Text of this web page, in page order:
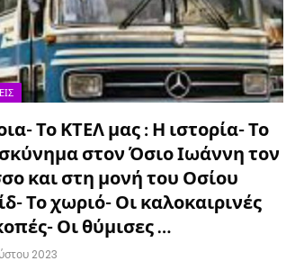
Το ΚΤΕΛ μας : Η ιστορία- Το
στον Όσιο Ιωάννη τον
και στη μονή του Οσίου
Το χωριό- Οι καλοκαιρινές
Οι θύμισες …
2023